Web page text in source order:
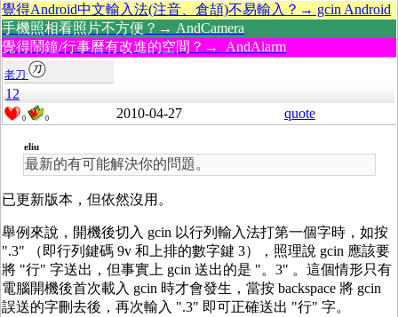
覺得Android中文輸入法(注音、倉頡)不易輸入？→ gcin Android
手機照相看照片不方便？→ AndCamera
覺得鬧鐘/行事曆有改進的空間？→ AndAlarm
老刀
12
0 0 2010-04-27 quote
eliu
最新的有可能解決你的問題。
已更新版本，但依然沒用。
舉例來說，開機後切入 gcin 以行列輸入法打第一個字時，如按
".3" （即行列鍵碼 9v 和上排的數字鍵 3），照理說 gcin 應該要
將 "行" 字送出，但事實上 gcin 送出的是 "。3" 。這個情形只有
電腦開機後首次載入 gcin 時才會發生，當按 backspace 將 gcin
誤送的字刪去後，再次輸入 ".3" 即可正確送出 "行" 字。